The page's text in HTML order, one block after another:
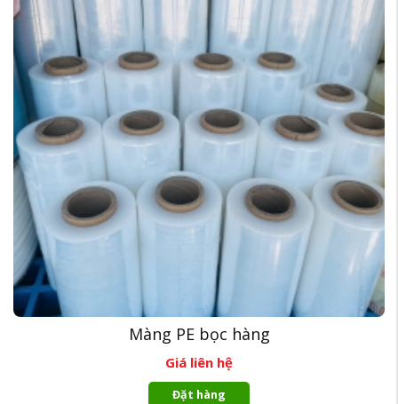
Màng PE bọc hàng
Giá liên hệ
Đặt hàng